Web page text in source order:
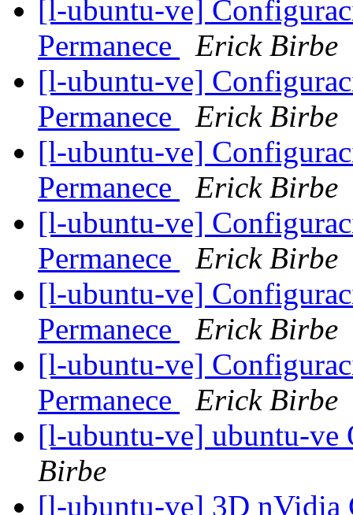
[l-ubuntu-ve]
Permanece
Erick Birbe
[l-ubuntu-ve]
Permanece
Erick Birbe
[l-ubuntu-ve]
Permanece
Erick Birbe
[l-ubuntu-ve]
Permanece
Erick Birbe
[l-ubuntu-ve]
Permanece
Erick Birbe
[l-ubuntu-ve]
Permanece
Erick Birbe
[l-ubuntu-ve] ubuntu-ve
Birbe
[l-ubuntu-ve] 3D nVidia